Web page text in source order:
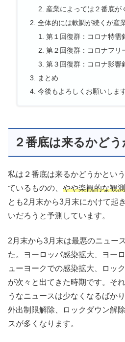
産業によっては２番底が
全体的には軟調が続くが産
第１回復群：コロナ特需
第２回復群：コロナフリ
第３回復群：コロナ影響
まとめ
今後もよろしくお願いしま
２番底は来るかどう
私は２番底は来るかどうかとい
ているものの、 やや楽観的な観
とも2月末から3月末にかけて起
いだろうと予測しています。
2月末から3月末は最悪のニュー
た。ヨーロッパ感染拡大、ヨー
ューヨークでの感染拡大、ロッ
が次々と出てきた時期です。そ
うなニュースは少なくなるばか
外出制限解除、ロックダウン解
スが多くなります。